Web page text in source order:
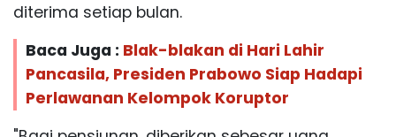
diterima setiap bulan.
Baca Juga : Blak-blakan di Hari Lahir
Pancasila, Presiden Prabowo Siap Hadapi
Perlawanan Kelompok Koruptor